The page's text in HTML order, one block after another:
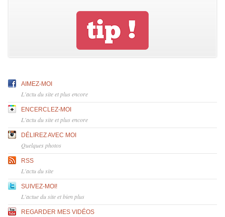
AIMEZ-MOI
L'actu du site et plus encore
ENCERCLEZ-MOI
L'actu du site et plus encore
DÉLIREZ AVEC MOI
Quelques photos
RSS
L'actu du site
SUIVEZ-MOI!
L'actue du site et bien plus
REGARDER MES VIDÉOS